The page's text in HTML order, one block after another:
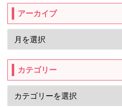
アーカイブ
カテゴリー